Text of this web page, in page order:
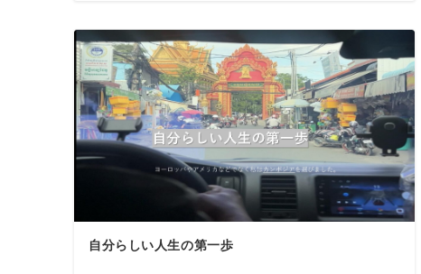
自分らしい人生の第一歩